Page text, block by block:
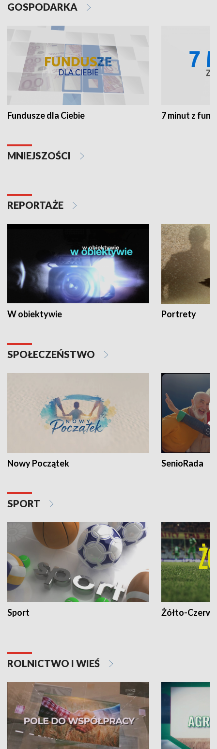
GOSPODARKA
Fundusze dla Ciebie 7 minut z
MNIEJSZOŚCI
REPORTAŻE
W obiektywie Portrety
SPOŁECZEŃSTWO
Nowy Początek SenioRada
SPORT
Sport Żółto-
ROLNICTWO I WIEŚ